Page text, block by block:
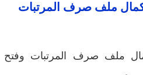
ملف صرف المرتبات
ملف صرف المرتبات وفتح